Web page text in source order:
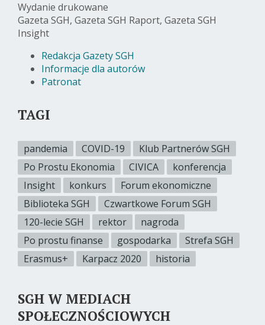
Wydanie drukowane
Gazeta SGH, Gazeta SGH Raport, Gazeta SGH
Insight
Redakcja Gazety SGH
Informacje dla autorów
Patronat
TAGI
pandemia COVID-19
Klub Partnerów SGH
Po Prostu Ekonomia
CIVICA
konferencja
Insight
konkurs
Forum ekonomiczne
Biblioteka SGH
Czwartkowe Forum SGH
120-lecie SGH
rektor
nagroda
Po prostu finanse
gospodarka
Strefa SGH
Erasmus+
Karpacz 2020 historia
SGH W MEDIACH
SPOŁECZNOŚCIOWYCH